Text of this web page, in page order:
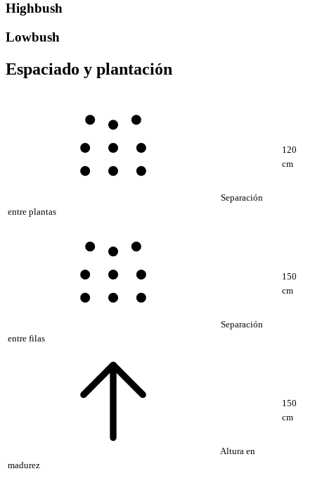
Highbush
Lowbush
Espaciado y plantación
Separación
entre plantas
120
cm
Separación
entre filas
150
cm
Altura en
madurez
150
cm